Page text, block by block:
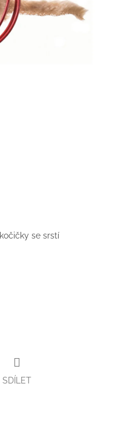
kočičky se srstí
SDÍLET